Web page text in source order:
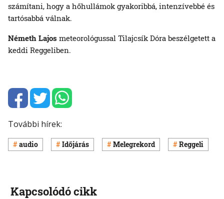
számítani, hogy a hőhullámok gyakoribbá, intenzívebbé és
tartósabbá válnak.
Németh Lajos meteorológussal Tilajcsík Dóra beszélgetett a
keddi Reggeliben.
További hírek:
audio Időjárás Melegrekord Reggeli
Kapcsolódó cikk